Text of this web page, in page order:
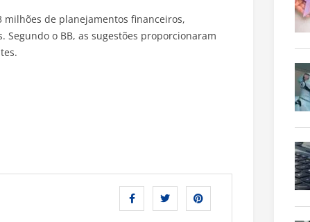
milhões de planejamentos financeiros,
o BB, as sugestões proporcionaram